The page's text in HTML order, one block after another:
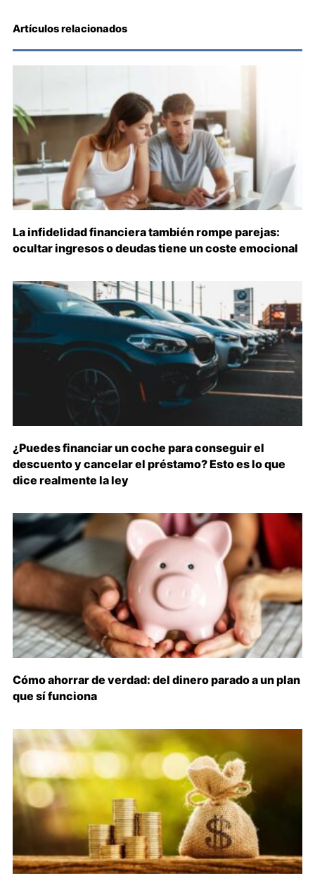
Artículos relacionados
La infidelidad financiera también rompe parejas:
ocultar ingresos o deudas tiene un coste emocional
¿Puedes financiar un coche para conseguir el
descuento y cancelar el préstamo? Esto es lo que
dice realmente la ley
Cómo ahorrar de verdad: del dinero parado a un plan
que sí funciona